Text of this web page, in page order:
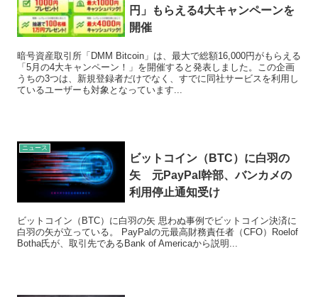
円」もらえる4大キャンペーンを
開催
暗号資産取引所「DMM Bitcoin」は、最大で総額16,000円がもらえる
「5月の4大キャンペーン！」を開催すると発表しました。この企画
うちの3つは、新規登録者だけでなく、すでに同社サービスを利用し
ているユーザーも対象となっています...
ニュース
ビットコイン（BTC）に白羽の
矢 元PayPal幹部、バンカメの
利用停止通知受け
ビットコイン（BTC）に白羽の矢 思わぬ事例でビットコイン決済に
白羽の矢が立っている。 PayPalの元最高財務責任者（CFO）Roelof
Botha氏が、取引先であるBank of Americaから説明...